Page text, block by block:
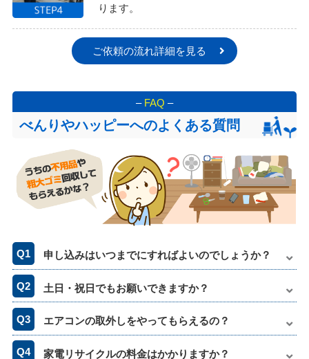
ります。
ご依頼の流れ詳細を見る
– FAQ –
べんりやハッピーへのよくある質問
申し込みはいつまでにすればよいのでしょうか？
土日・祝日でもお願いできますか？
エアコンの取外しをやってもらえるの？
家電リサイクルの料金はかかりますか？